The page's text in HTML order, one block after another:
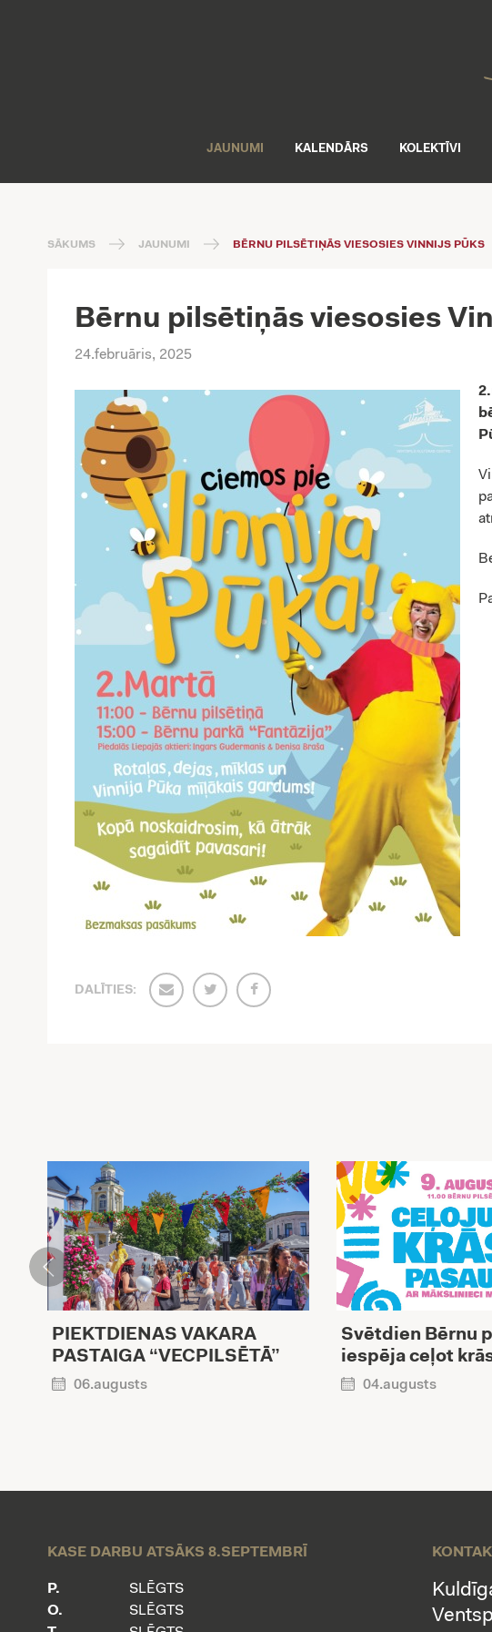
JAUNUMI KALENDĀRS KOLEKTĪVI
SĀKUMS JAUNUMI BĒRNU PILSĒTIŅĀS VIESOSIES VINNIJS PŪKS
Bērnu pilsētiņās viesosies
24.februāris, 2025
DALĪTIES:
PIEKTDIENAS VAKARA
PASTAIGA “VECPILSĒTĀ”
06.augusts
Svētdien Bērnu
iespēja ceļot
04.augusts
KASE DARBU ATSĀKS 8.SEPTEMBRĪ
P.
SLĒGTS
O.
SLĒGTS